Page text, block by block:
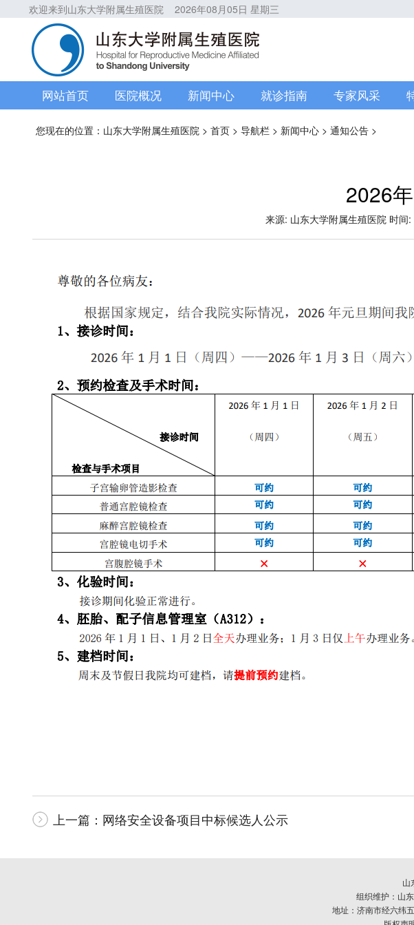
欢迎来到山东大学附属生殖医院 2026年08月05日 星期三
网站首页 医院概况 新闻中心 就诊指南 专家风采
您现在的位置： 山东大学附属生殖医院 > 首页 > 导航栏 > 新闻中心 > 通知公告 >
2026
来源: 山东大学附属生殖医院 时
上一篇： 网络安全设备项目中标候选人公示
山
组织维护：山
地址：济南市经六纬